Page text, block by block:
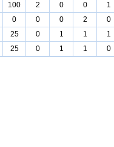
100 2 0 0
1
0 0 0 2
0
25 0 1 1
1
25 0 1 1 0